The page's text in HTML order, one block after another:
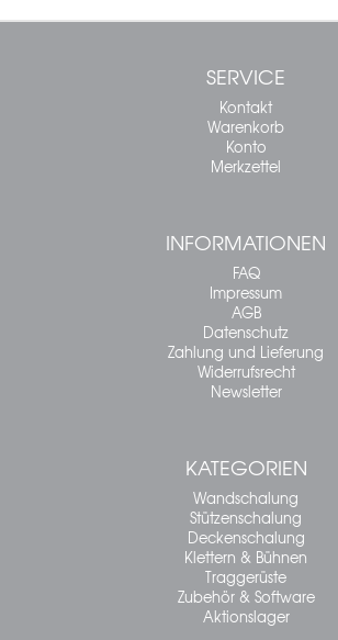
SERVICE
Kontakt
Warenkorb
Konto
Merkzettel
INFORMATIONEN
FAQ
Impressum
AGB
Datenschutz
Zahlung und Lieferung
Widerrufsrecht
Newsletter
KATEGORIEN
Wandschalung
Stützenschalung
Deckenschalung
Klettern & Bühnen
Traggerüste
Zubehör & Software
Aktionslager